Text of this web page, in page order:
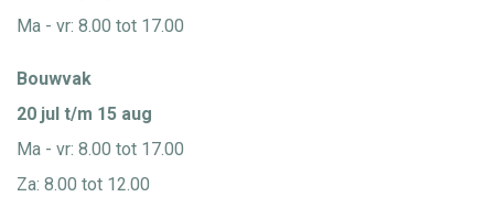
Ma - vr: 8.00 tot 17.00
Bouwvak
20 jul t/m 15 aug
Ma - vr: 8.00 tot 17.00
Za: 8.00 tot 12.00